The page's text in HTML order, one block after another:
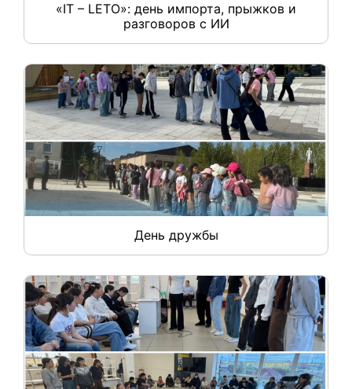
«IT – LETO»: день импорта, прыжков и
разговоров с ИИ
День дружбы